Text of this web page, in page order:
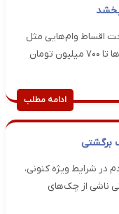
اقساط وام‌هایی مثل
ازدواج، فرزندآوری و ودیعه مسکن که سقف آن‌ها تا ۷۰۰ میلیون تومان
ادامه مطلب
برگشتی
در شرایط ویژه کنونی،
ناشی از چک‌های